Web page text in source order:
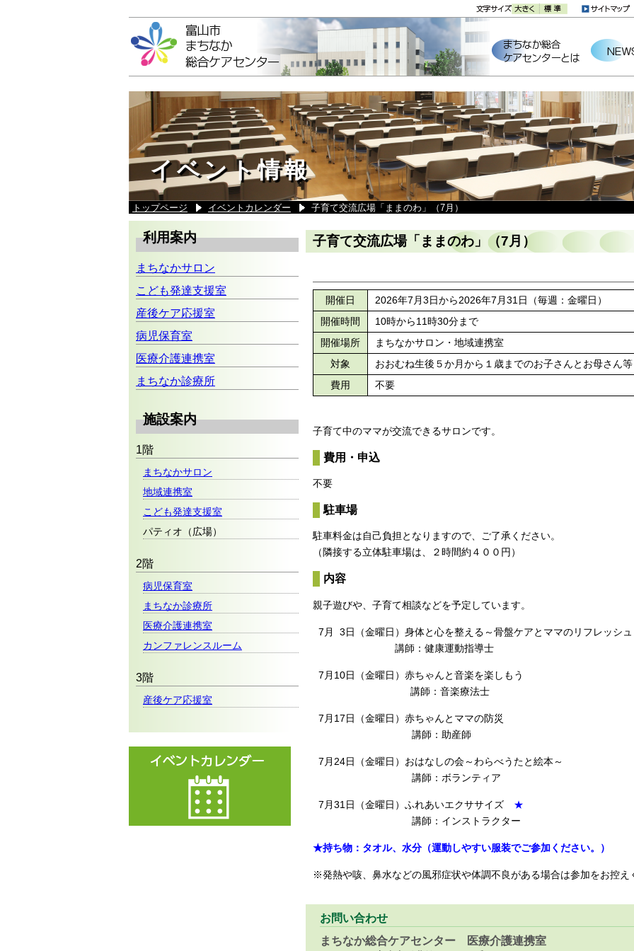
イベント情報
トップページ イベントカレンダー 子育て交流広場「ままのわ」（7月）
利用案内
まちなかサロン
こども発達支援室
産後ケア応援室
病児保育室
医療介護連携室
まちなか診療所
施設案内
1階
まちなかサロン
地域連携室
こども発達支援室
パティオ（広場）
2階
病児保育室
まちなか診療所
医療介護連携室
カンファレンスルーム
3階
産後ケア応援室
子育て交流広場「ままのわ」（7月）
開催日
2026年7月3日から2026年7月31日（毎週：金曜日）
開催時間
10時から11時30分まで
開催場所
まちなかサロン・地域連携室
対象
おおむね生後５か月から１歳までのお子さんとお母さん等
費用
不要
子育て中のママが交流できるサロンです。
費用・申込
不要
駐車場
駐車料金は自己負担となりますので、ご了承ください。
（隣接する立体駐車場は、２時間約４００円）
内容
親子遊びや、子育て相談などを予定しています。
7月 3日（金曜日）身体と心を整える～骨盤ケアとママのリフレッシ
講師：健康運動指導士
7月10日（金曜日）赤ちゃんと音楽を楽しもう
講師：音楽療法士
7月17日（金曜日）赤ちゃんとママの防災
講師：助産師
7月24日（金曜日）おはなしの会～わらべうたと絵本～
講師：ボランティア
7月31日（金曜日）ふれあいエクササイズ ★
講師：インストラクター
★持ち物：タオル、水分（運動しやすい服装でご参加ください。）
※発熱や咳、鼻水などの風邪症状や体調不良がある場合は参加をお控え
お問い合わせ
まちなか総合ケアセンター 医療介護連携室